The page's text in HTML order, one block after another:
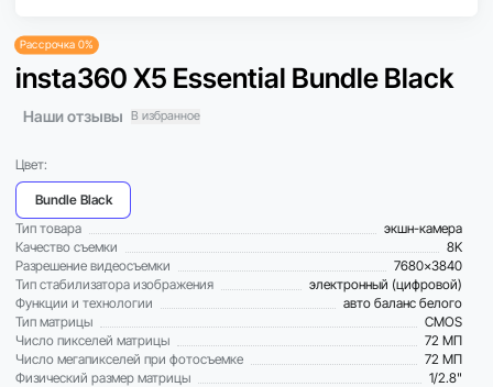
insta360 X5 Essential Bundle Black
Наши отзывы В избранное
Рассрочка 0%
Цвет:
Bundle Black
Тип товара
экшн-камера
Качество съемки
8K
Разрешение видеосъемки
7680x3840
Тип стабилизатора изображения
электронный (цифровой)
Функции и технологии
авто баланс белого
Тип матрицы
CMOS
Число пикселей матрицы
72 МП
Число мегапикселей при фотосъемке
72 МП
Физический размер матрицы
1/2.8"